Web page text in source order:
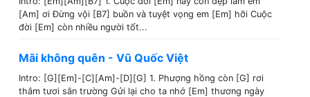
[Am] ơi Đừng vội [B7] buồn và tuyệt vọng em [Em] hỡi Cuộc
đời [Em] còn nhiều người tốt...
Mãi không quên - Vũ Quốc Việt
Intro: [G][Em]-[C][Am]-[D][G] 1. Phượng hồng còn [G] rơi
thắm tươi sân trường Gửi lại cho ta nhớ [Em] thương ngày